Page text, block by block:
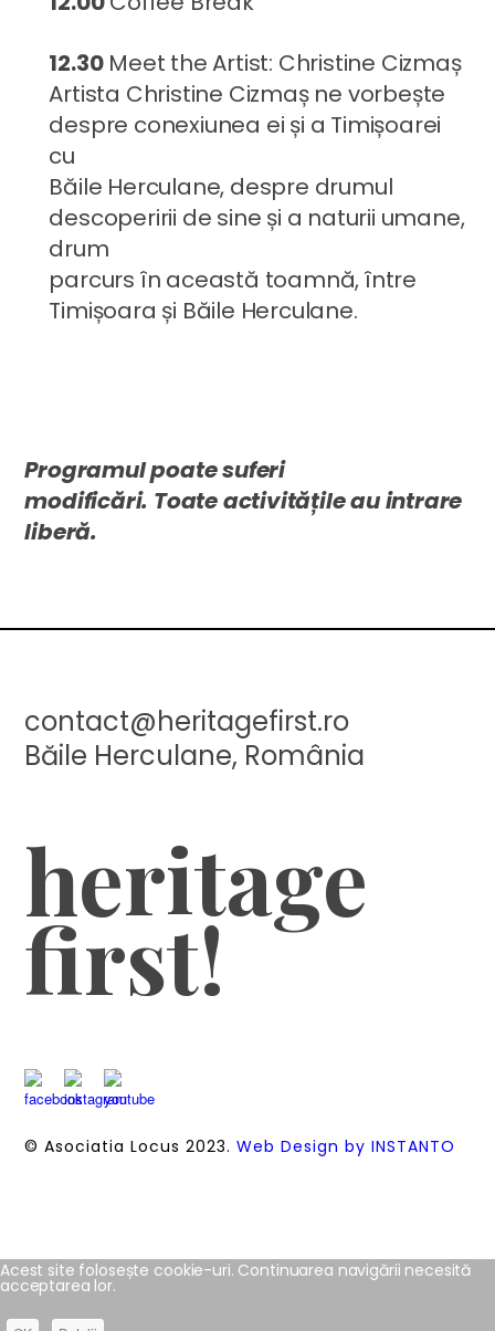
12.30Meet the Artist: Christine Cizmaș
Artista Christine Cizmaș ne vorbește
despre conexiunea ei și a Timișoarei
cu
Băile Herculane, despre drumul
descoperirii de sine și a naturii umane,
drum
parcurs în această toamnă, între
Timișoara și Băile Herculane.
Programul poate suferi
modificări. Toate activitățile au intrare
liberă.
contact@heritagefirst.ro
Băile Herculane, România
heritage
first!
© Asociatia Locus 2023. Web Design by INSTANTO
Acest site folosește cookie-uri. Continuarea navigării necesită
acceptarea lor.